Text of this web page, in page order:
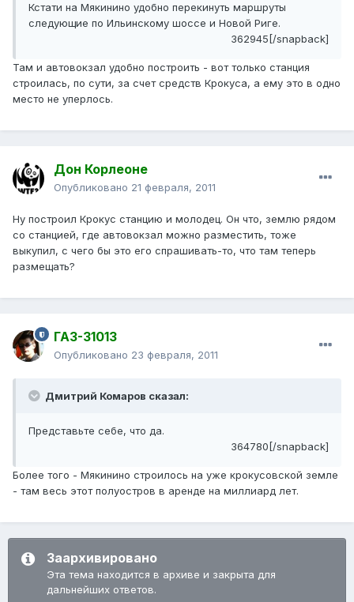
Кстати на Мякинино удобно перекинуть маршруты
следующие по Ильинскому шоссе и Новой Риге.
362945[/snapback]
Там и автовокзал удобно построить - вот только станция
строилась, по сути, за счет средств Крокуса, а ему это в одно
место не уперлось.
Дон Корлеоне
Опубликовано 21 февраля, 2011
Ну построил Крокус станцию и молодец. Он что, землю рядом
со станцией, где автовокзал можно разместить, тоже
выкупил, с чего бы это его спрашивать-то, что там теперь
размещать?
ГАЗ-31013
Опубликовано 23 февраля, 2011
Дмитрий Комаров сказал:
Представьте себе, что да.
364780[/snapback]
Более того - Мякинино строилось на уже крокусовской земле
- там весь этот полуостров в аренде на миллиард лет.
Заархивировано
Эта тема находится в архиве и закрыта для
дальнейших ответов.